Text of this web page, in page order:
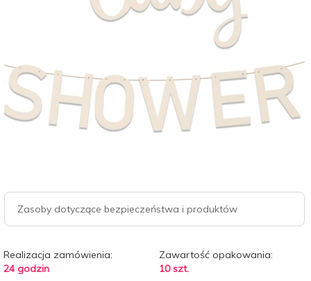
Zasoby dotyczące bezpieczeństwa i produktów
Realizacja zamówienia:
24 godzin
Zawartość opakowania:
10 szt.